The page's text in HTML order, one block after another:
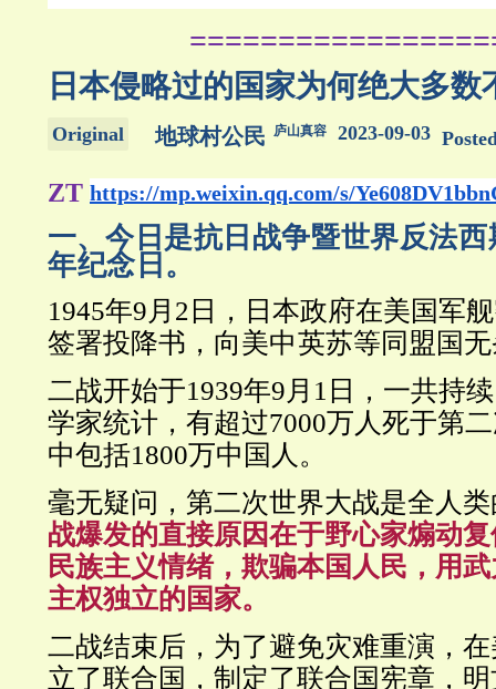
日本侵略过的国家为何绝大多数
Original 地球村公民 庐山真容 2023-09-03
ZT https://mp.weixin.qq.com/s/
一、 今日是抗日战争暨世界反法
年纪念日。
1945年9月2日，日本政府在美国军
签署投降书，向美中英苏等同盟国
二战开始于1939年9月1日，一共持
学家统计，有超过7000万人死于第
中包括1800万中国人。
毫无疑问，第二次世界大战是全人
战爆发的直接原因在于野心家煽动
民族主义情绪，欺骗本国人民，用
主权独立的国家。
二战结束后，为了避免灾难重演，
立了联合国，制定了联合国宪章，